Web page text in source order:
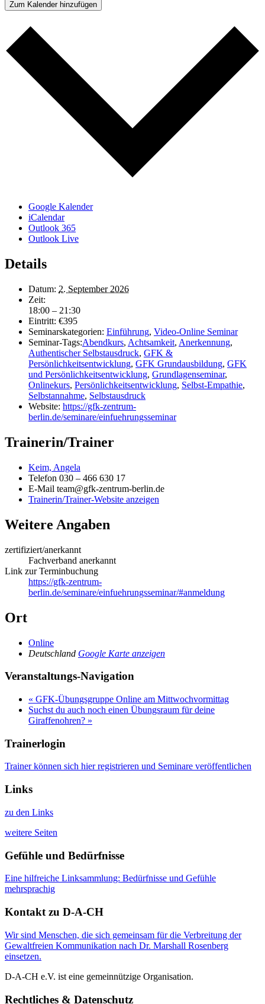
Zum Kalender hinzufügen
Google Kalender
iCalendar
Outlook 365
Outlook Live
Details
Datum: 2. September 2026
Zeit:
18:00 – 21:30
Eintritt: €395
Seminarskategorien: Einführung, Video-Online Seminar
Seminar-Tags:Abendkurs, Achtsamkeit, Anerkennung,
Authentischer Selbstausdruck, GFK &
Persönlichkeitsentwicklung, GFK Grundausbildung, GFK
und Persönlichkeitsentwicklung, Grundlagenseminar,
Onlinekurs, Persönlichkeitsentwicklung, Selbst-Empathie,
Selbstannahme, Selbstausdruck
Website: https://gfk-zentrum-
berlin.de/seminare/einfuehrungsseminar
Trainerin/Trainer
Keim, Angela
Telefon 030 – 466 630 17
E-Mail team@gfk-zentrum-berlin.de
Trainerin/Trainer-Website anzeigen
Weitere Angaben
zertifiziert/anerkannt
Fachverband anerkannt
Link zur Terminbuchung
https://gfk-zentrum-
berlin.de/seminare/einfuehrungsseminar/#anmeldung
Ort
Online
Deutschland Google Karte anzeigen
Veranstaltungs-Navigation
« GFK-Übungsgruppe Online am Mittwochvormittag
Suchst du auch noch einen Übungsraum für deine
Giraffenohren? »
Trainerlogin
Trainer können sich hier registrieren und Seminare veröffentlichen
Links
zu den Links
weitere Seiten
Gefühle und Bedürfnisse
Eine hilfreiche Linksammlung: Bedürfnisse und Gefühle
mehrsprachig
Kontakt zu D-A-CH
Wir sind Menschen, die sich gemeinsam für die Verbreitung der
Gewaltfreien Kommunikation nach Dr. Marshall Rosenberg
einsetzen.
D-A-CH e.V. ist eine gemeinnützige Organisation.
Rechtliches & Datenschutz